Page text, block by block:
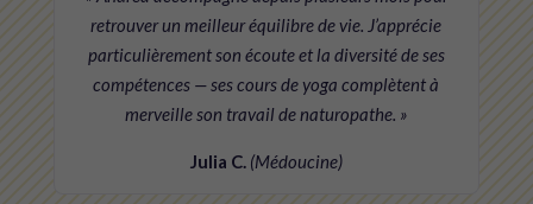
retrouver un meilleur équilibre de vie. J’apprécie
particulièrement son écoute et la diversité de ses
compétences — ses cours de yoga complètent à
merveille son travail de naturopathe. »
Julia C. (Médoucine)